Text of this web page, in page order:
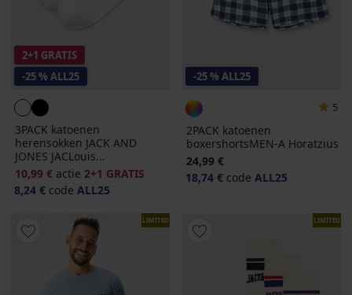
2+1 GRATIS
-25 % ALL25
3PACK katoenen
herensokken JACK AND
JONES JACLouis...
10,99 € actie 2+1 GRATIS
8,24 € code ALL25
-25 % ALL25
5
2PACK katoenen
boxershortsMEN-A Horatzius
24,99 €
18,74 € code ALL25
LIMITED LIMITED